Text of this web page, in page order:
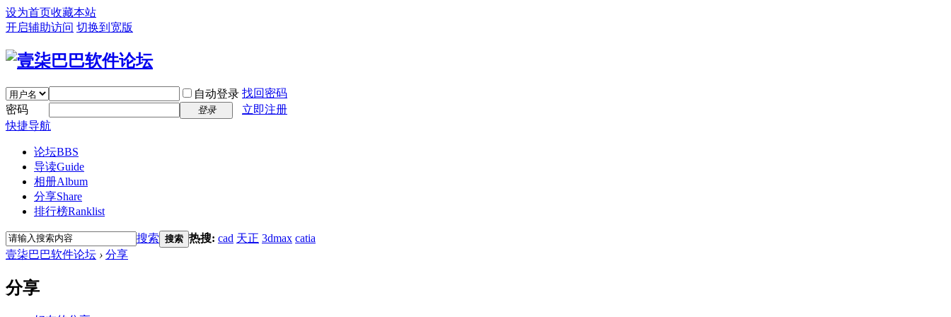
设为首页收藏本站
开启辅助访问 切换到宽版
自动登录 找回密码
密码
登录
立即注册
快捷导航
论坛BBS
导读Guide
相册Album
分享Share
排行榜Ranklist
搜索 搜索 热搜: cad 天正 3dmax catia
壹柒巴巴软件论坛 › 分享
分享